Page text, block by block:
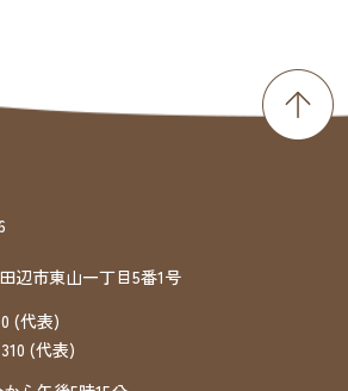
辺市東山一丁目5番1号
(代表)
(代表)